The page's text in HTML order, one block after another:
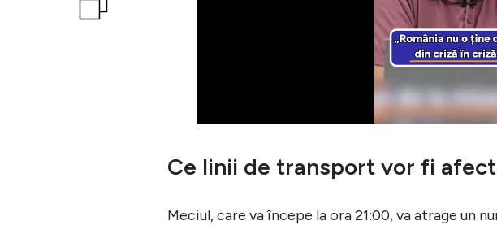
Ce linii de transport vor fi
Meciul, care va începe la ora 21:00, va atrage un